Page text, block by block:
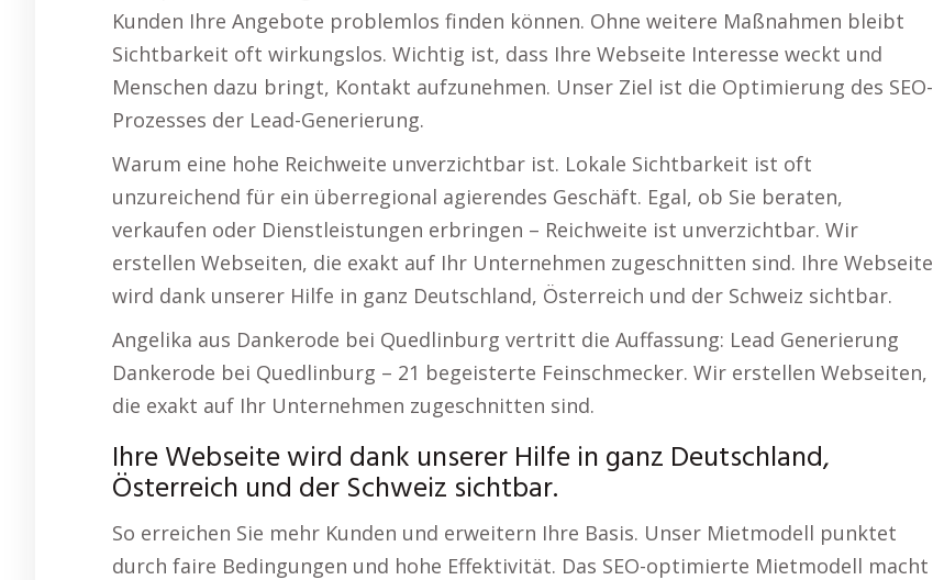
Kunden Ihre Angebote problemlos finden können. Ohne weitere Maßnahmen bleibt
Sichtbarkeit oft wirkungslos. Wichtig ist, dass Ihre Webseite Interesse weckt und
Menschen dazu bringt, Kontakt aufzunehmen. Unser Ziel ist die Optimierung des SEO-
Prozesses der Lead-Generierung.
Warum eine hohe Reichweite unverzichtbar ist. Lokale Sichtbarkeit ist oft
unzureichend für ein überregional agierendes Geschäft. Egal, ob Sie beraten,
verkaufen oder Dienstleistungen erbringen – Reichweite ist unverzichtbar. Wir
erstellen Webseiten, die exakt auf Ihr Unternehmen zugeschnitten sind. Ihre Webseite
wird dank unserer Hilfe in ganz Deutschland, Österreich und der Schweiz sichtbar.
Angelika aus Dankerode bei Quedlinburg vertritt die Auffassung: Lead Generierung
Dankerode bei Quedlinburg – 21 begeisterte Feinschmecker. Wir erstellen Webseiten,
die exakt auf Ihr Unternehmen zugeschnitten sind.
Ihre Webseite wird dank unserer Hilfe in ganz Deutschland,
Österreich und der Schweiz sichtbar.
So erreichen Sie mehr Kunden und erweitern Ihre Basis. Unser Mietmodell punktet
durch faire Bedingungen und hohe Effektivität. Das SEO-optimierte Mietmodell macht